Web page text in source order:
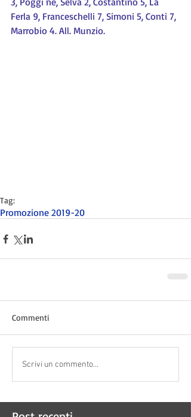
Ferla 9, Franceschelli 7, Simoni 5, Conti 7,
Marrobio 4. All. Munzio.
Tag:
Promozione 2019-20
Commenti
Scrivi un commento...